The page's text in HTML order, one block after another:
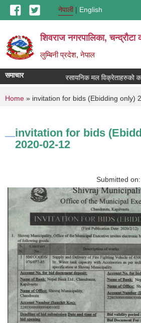
Skip to main contentनेपाली English
शिवराज नगरपालिका,
लुम्बिनी प्रदेश, नेपाल
समाचार रसायनिक मल विक्रेताहरुको
You are here
Home » invitation for bids (Ebidding only)
invitation for bids
2020-02-12
Submitted on: